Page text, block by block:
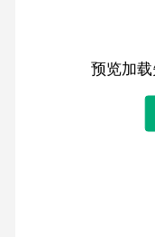
预览加